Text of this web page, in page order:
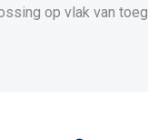
op vlak van